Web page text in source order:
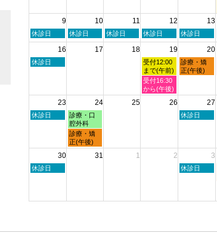
月
2026
月
2026
月
2026
9 10 11 12 13
日
曜
8
月
休診日
月
曜
休診日
火
曜
休診日
水
曜
8
月
12th
2026
休診日
木
曜
8
月
13th
休診日
16 17 18 19 20
日
月
2026
休診日
水
曜
日,
8
月
受付12:00
まで(午前)
木
曜
月
2026
診療・矯
正(午後)
水
曜
日,
受付16:30
から(午後)
23 24 25 26 27
日
月
2026
休診日
月
曜
日,
8
月
診療・口
腔外科
木
月
2026
休診日
月
曜
日,
診療・矯
正(午後)
30 31 1 2 3
日
月
休診日
木
月
休診日